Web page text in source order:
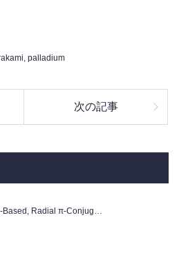
, palladium
次の記事
Based, Radial π-Conjug…